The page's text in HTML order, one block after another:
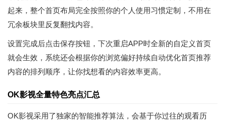
起来，整个首页布局完全按照你的个人使用习惯定制，不用在
冗余板块里反复翻找内容。
设置完成后点击保存按钮，下次重启APP时全新的自定义首页
就会生效，系统还会根据你的浏览偏好持续自动优化首页推荐
内容的排列顺序，让你找想看的内容效率更高。
OK影视全量特色亮点汇总
OK影视采用了独家的智能推荐算法，会基于你过往的观看历